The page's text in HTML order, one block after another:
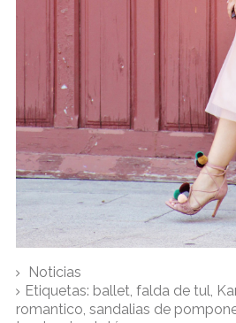
Noticias
Etiquetas: ballet, falda de tul,
romantico, sandalias de